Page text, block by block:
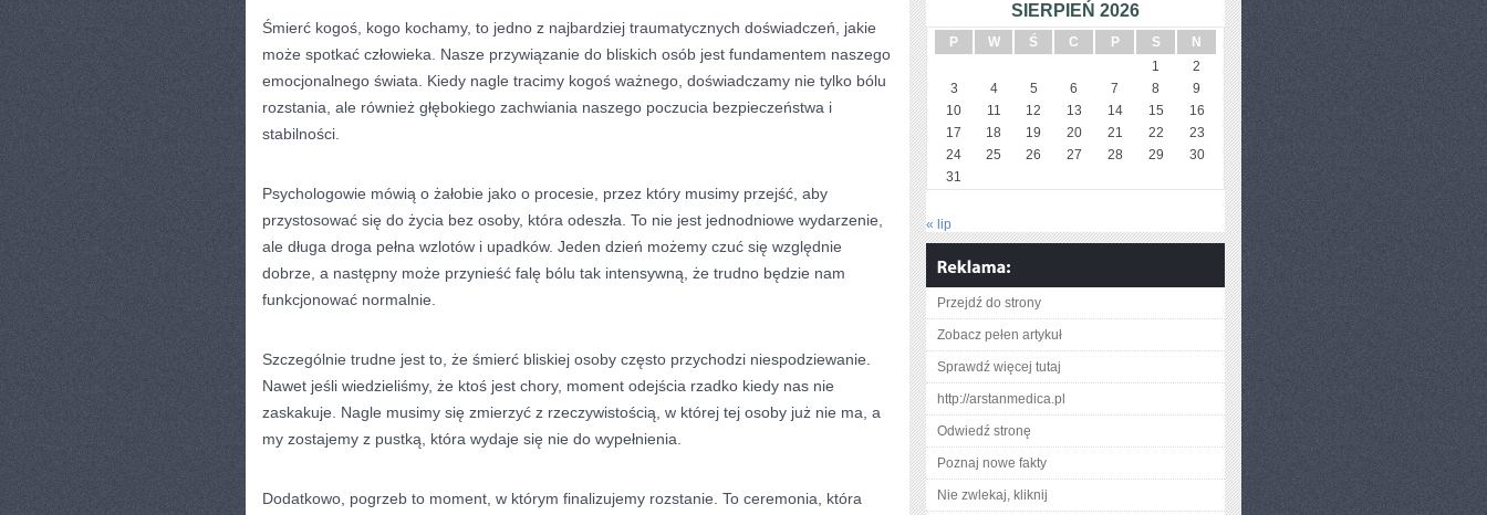
Śmierć kogoś, kogo kochamy, to jedno z najbardziej traumatycznych doświadczeń, jakie
może spotkać człowieka. Nasze przywiązanie do bliskich osób jest fundamentem naszego
emocjonalnego świata. Kiedy nagle tracimy kogoś ważnego, doświadczamy nie tylko bólu
rozstania, ale również głębokiego zachwiania naszego poczucia bezpieczeństwa i
stabilności.
Psychologowie mówią o żałobie jako o procesie, przez który musimy przejść, aby
przystosować się do życia bez osoby, która odeszła. To nie jest jednodniowe wydarzenie,
ale długa droga pełna wzlotów i upadków. Jeden dzień możemy czuć się względnie
dobrze, a następny może przynieść falę bólu tak intensywną, że trudno będzie nam
funkcjonować normalnie.
Szczególnie trudne jest to, że śmierć bliskiej osoby często przychodzi niespodziewanie.
Nawet jeśli wiedzieliśmy, że ktoś jest chory, moment odejścia rzadko kiedy nas nie
zaskakuje. Nagle musimy się zmierzyć z rzeczywistością, w której tej osoby już nie ma, a
my zostajemy z pustką, która wydaje się nie do wypełnienia.
Dodatkowo, pogrzeb to moment, w którym finalizujemy rozstanie. To ceremonia, która
SIERPIEŃ 2026
P W Ś C P S
N
1
2
3
4 5 6 7 8
9
10
11 12 13 14 15
16
17
18 19 20 21 22
23
24
25 26 27 28 29
30
31
« lip
Przejdź do strony
Zobacz pełen artykuł
Sprawdź więcej tutaj
http://arstanmedica.pl
Odwiedź stronę
Poznaj nowe fakty
Nie zwlekaj, kliknij